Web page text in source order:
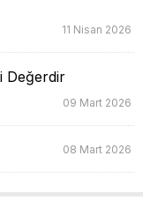
11 Nisan 2026
Değerdir
09 Mart 2026
08 Mart 2026